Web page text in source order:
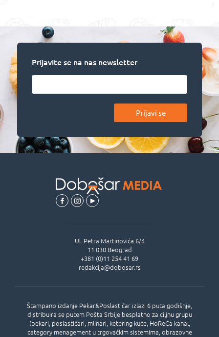
Prijavite se na nas newsletter
Prijavi se
Štampano izdanje Pekar&Poslastičar izlazi 6 puta godišnje,
distribuira se putem Pošta Srbije besplatno za ciljnu grupu
(pekari, poslastičari, mlinari, ketering kuće, HoReCa kanal,
category menagement u trgovačkim sistemima, obrazovne
Ul. Petra Martinovića 6/4
11 030 Beograd
+381 (0)11 254 41 69
redakcija@dobosar.rs